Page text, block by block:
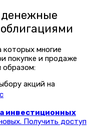
денежные
многие
покупке и продаже
образом:
акций на
инвестиционных
Получить доступ